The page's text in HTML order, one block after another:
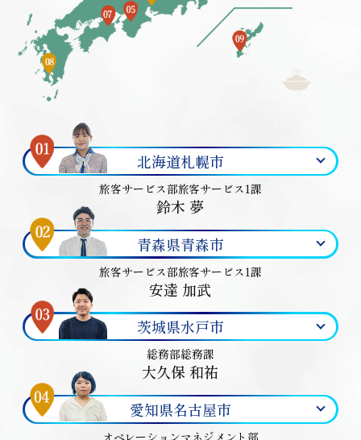
北海道札幌市
旅客サービス部旅客サービス1課
鈴木 夢
青森県青森市
旅客サービス部旅客サービス1課
安達 加武
茨城県水戸市
総務部総務課
大久保 和祐
愛知県名古屋市
オペレーションマネジメント部